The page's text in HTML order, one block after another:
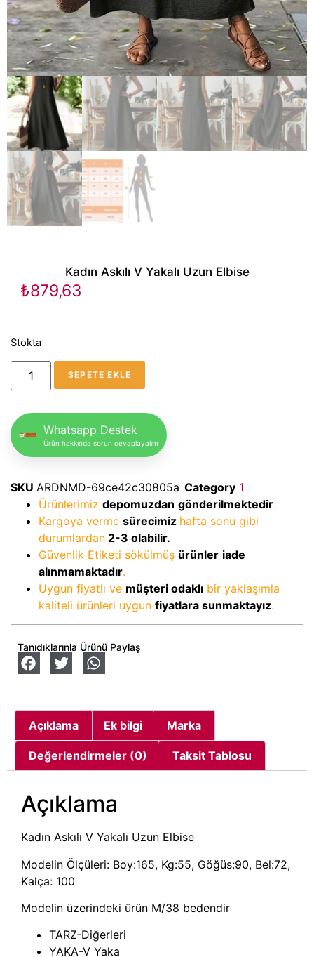
Kadın Askılı V Yakalı Uzun Elbise
₺879,63
Stokta
SEPETE EKLE
Whatsapp Destek
Ürün hakkında sorun cevaplayalım
SKU ARDNMD-69ce42c30805a Category 1
Ürünlerimiz depomuzdan gönderilmektedir.
Kargoya verme sürecimiz hafta sonu gibi
durumlardan 2-3 olabilir.
Güvenlik Etiketi sökülmüş ürünler iade
alınmamaktadır.
Uygun fiyatlı ve müşteri odaklı bir yaklaşımla
kaliteli ürünleri uygun fiyatlara sunmaktayız.
Tanıdıklarınla Ürünü Paylaş
Açıklama Ek bilgi Marka
Değerlendirmeler (0) Taksit Tablosu
Açıklama
Kadın Askılı V Yakalı Uzun Elbise
Modelin Ölçüleri: Boy:165, Kg:55, Göğüs:90, Bel:72,
Kalça: 100
Modelin üzerindeki ürün M/38 bedendir
TARZ-Diğerleri
YAKA-V Yaka